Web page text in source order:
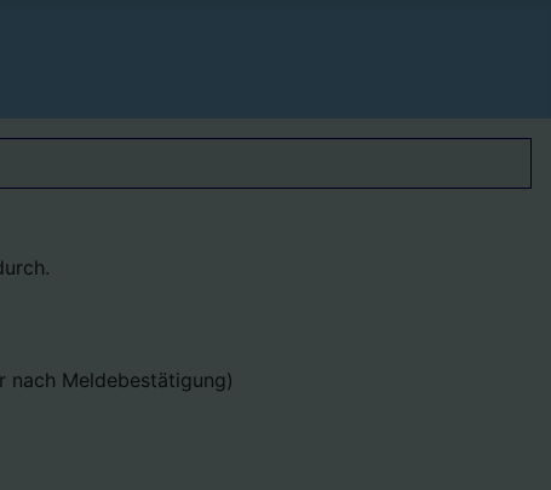
nach Meldebestätigung)